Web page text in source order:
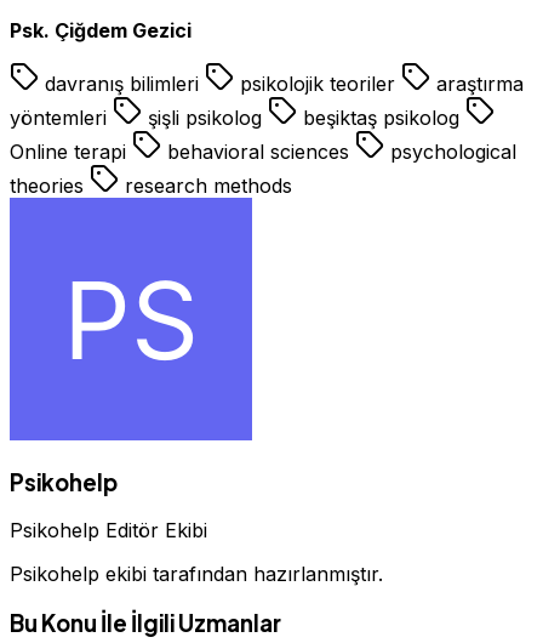
Psk. Çiğdem Gezici
davranış bilimleri psikolojik teoriler
araştırma
yöntemleri
şişli psikolog
beşiktaş psikolog
Online terapi
behavioral sciences
psychological
theories
research methods
Psikohelp
Psikohelp Editör Ekibi
Psikohelp ekibi tarafından hazırlanmıştır.
Bu Konu İle İlgili Uzmanlar